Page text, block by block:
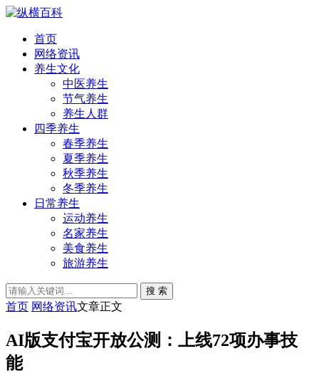
首页
网络资讯
养生文化
中医养生
节气养生
养生人群
四季养生
春季养生
夏季养生
秋季养生
冬季养生
日常养生
运动养生
名家养生
美食养生
旅游养生
搜 索
首页 网络资讯文章正文
AI版支付宝开放公测：上线72项办事技
能